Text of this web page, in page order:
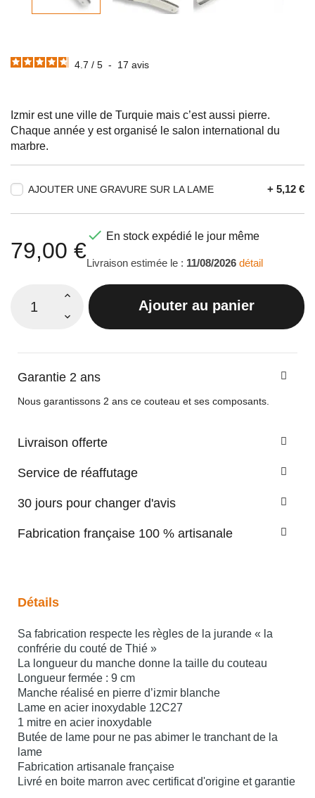
4.7 / 5 - 17 avis
Izmir est une ville de Turquie mais c’est aussi pierre.
Chaque année y est organisé le salon international du
marbre.
AJOUTER UNE GRAVURE SUR LA LAME + 5,12 €
79,00 €
 En stock expédié le jour même
Livraison estimée le : 11/08/2026 détail
Ajouter au panier
Garantie 2 ans
Nous garantissons 2 ans ce couteau et ses composants.
Livraison offerte
Service de réaffutage
30 jours pour changer d'avis
Fabrication française 100 % artisanale
Détails
Sa fabrication respecte les règles de la jurande « la
confrérie du couté de Thié »
La longueur du manche donne la taille du couteau
Longueur fermée : 9 cm
Manche réalisé en pierre d’izmir blanche
Lame en acier inoxydable 12C27
1 mitre en acier inoxydable
Butée de lame pour ne pas abimer le tranchant de la
lame
Fabrication artisanale française
Livré en boite marron avec certificat d'origine et garantie